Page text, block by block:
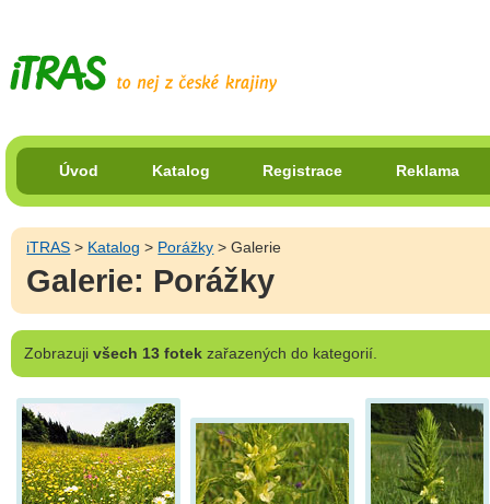
Úvod Katalog Registrace Reklama
iTRAS > Katalog > Porážky > Galerie
Galerie: Porážky
Zobrazuji všech 13 fotekzařazených do kategorií.